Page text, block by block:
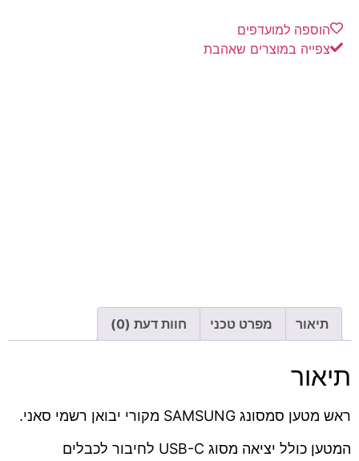
הוספה למועדפים
צפייה במוצרים שאהבת
תיאור מפרט טכני חוות דעת (0)
תיאור
ראש מטען סמסונג SAMSUNG מקורי יבואן רשמי סאני.
המטען כולל יציאה מסוג USB-C לחיבור לכבלים